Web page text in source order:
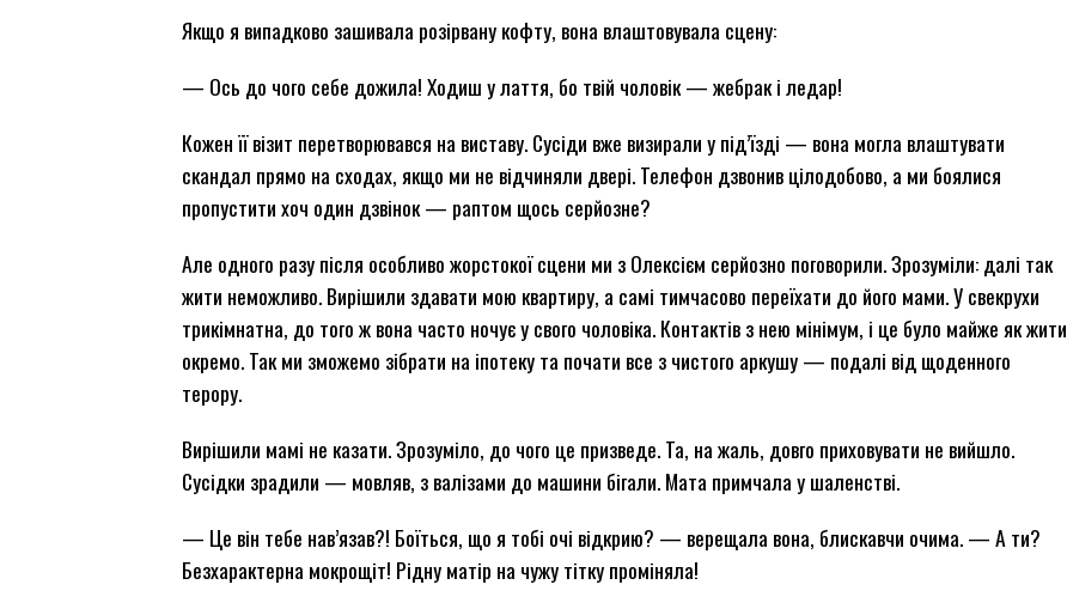
Якщо я випадково зашивала розірвану кофту, вона влаштовувала сцену:
— Ось до чого себе дожила! Ходиш у лаття, бо твій чоловік — жебрак і ледар!
Кожен її візит перетворювався на виставу. Сусіди вже визирали у під’їзді — вона могла влаштувати
скандал прямо на сходах, якщо ми не відчиняли двері. Телефон дзвонив цілодобово, а ми боялися
пропустити хоч один дзвінок — раптом щось серйозне?
Але одного разу після особливо жорстокої сцени ми з Олексієм серйозно поговорили. Зрозуміли: далі так
жити неможливо. Вирішили здавати мою квартиру, а самі тимчасово переїхати до його мами. У свекрухи
трикімнатна, до того ж вона часто ночує у свого чоловіка. Контактів з нею мінімум, і це було майже як жити
окремо. Так ми зможемо зібрати на іпотеку та почати все з чистого аркушу — подалі від щоденного
терору.
Вирішили мамі не казати. Зрозуміло, до чого це призведе. Та, на жаль, довго приховувати не вийшло.
Сусідки зрадили — мовляв, з валізами до машини бігали. Мата примчала у шаленстві.
— Це він тебе нав’язав?! Боїться, що я тобі очі відкрию? — верещала вона, блискавчи очима. — А ти?
Безхарактерна мокрощіт! Рідну матір на чужу тітку проміняла!